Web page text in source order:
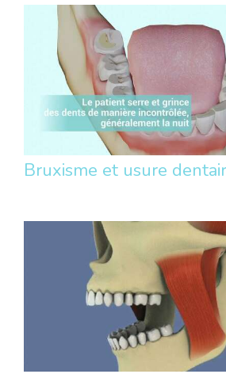
Bruxisme et usure